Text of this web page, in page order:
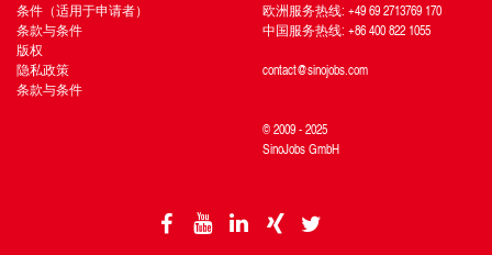
条件（适用于申请者）
条款与条件
版权
隐私政策
条款与条件
欧洲服务热线: +49 69 2713769 170
中国服务热线: +86 400 822 1055
contact@sinojobs.com
© 2009 - 2025
SinoJobs GmbH